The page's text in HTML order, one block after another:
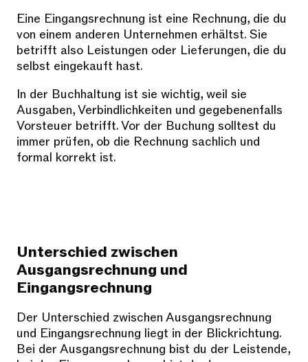
Eine Eingangsrechnung ist eine Rechnung, die du
von einem anderen Unternehmen erhältst. Sie
betrifft also Leistungen oder Lieferungen, die du
selbst eingekauft hast.
In der Buchhaltung ist sie wichtig, weil sie
Ausgaben, Verbindlichkeiten und gegebenenfalls
Vorsteuer betrifft. Vor der Buchung solltest du
immer prüfen, ob die Rechnung sachlich und
formal korrekt ist.
Unterschied zwischen
Ausgangsrechnung und
Eingangsrechnung
Der Unterschied zwischen Ausgangsrechnung
und Eingangsrechnung liegt in der Blickrichtung.
Bei der Ausgangsrechnung bist du der Leistende,